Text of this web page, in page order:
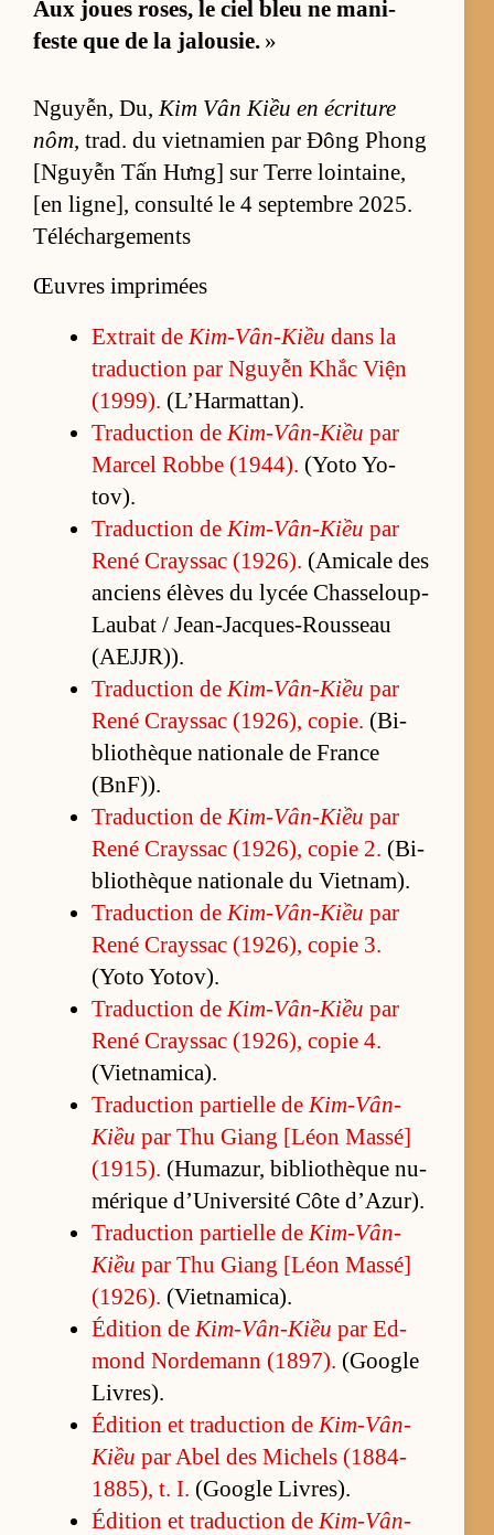
Aux joues ro­ses, le ciel bleu ne ma­ni­
feste que de la ja­lou­sie. »
Nguyễn, Du,Kim Vân Kiều en écri­ture
nôm, trad. du viet­na­mien par Đông Phong
[N­guyễn Tấn Hưng] sur Terre loin­tai­ne,
[en li­gne], consulté le 4 sep­tembre 2025.
Téléchargements
Œuvres imprimées
Ex­trait de Kim-Vân-Kiều dans la
tra­duc­tion par Nguyễn Khắc Viện
(1999). (L’­Har­mat­tan).
Tra­duc­tion de Kim-Vân-Kiều par
Mar­cel Robbe (1944). (Yoto Yo­
tov).
Tra­duc­tion de Kim-Vân-Kiều par
René Crays­sac (1926). (A­mi­cale des
an­ciens élèves du ly­cée Chas­se­loup-
Lau­bat / Jean-Jacques-Rous­seau
(AEJJR)).
Tra­duc­tion de Kim-Vân-Kiều par
René Crays­sac (1926), co­pie. (Bi­
blio­thèque na­tio­nale de France
(BnF)).
Tra­duc­tion de Kim-Vân-Kiều par
René Crays­sac (1926), co­pie 2. (Bi­
blio­thèque na­tio­nale du Viet­nam).
Tra­duc­tion de Kim-Vân-Kiều par
René Crays­sac (1926), co­pie 3.
(Yoto Yo­tov).
Tra­duc­tion de Kim-Vân-Kiều par
René Crays­sac (1926), co­pie 4.
(Viet­na­mi­ca).
Tra­duc­tion par­tielle de Kim-Vân-
Kiều par Thu Giang [Léon Mas­sé]
(1915). (Hu­ma­zur, bi­blio­thèque nu­
mé­rique d’Uni­ver­sité Côte d’Azur).
Tra­duc­tion par­tielle de Kim-Vân-
Kiều par Thu Giang [Léon Mas­sé]
(1926). (Viet­na­mi­ca).
Édi­tion de Kim-Vân-Kiều par Ed­
mond Nor­de­mann (1897). (Google
Li­vres).
Édi­tion et tra­duc­tion de Kim-Vân-
Kiều par Abel des Mi­chels (1884-
1885), t. I. (Google Li­vres).
Édi­tion et tra­duc­tion de Kim-Vân-